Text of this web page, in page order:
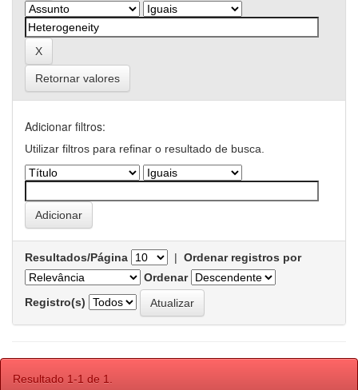
Retornar valores
Adicionar filtros:
Utilizar filtros para refinar o resultado de busca.
Resultados/Página | Ordenar registros por
Ordenar
Registro(s)
Resultado 1-1 de 1.